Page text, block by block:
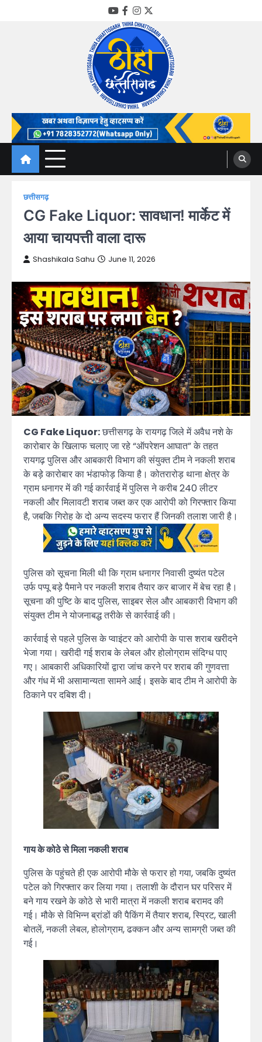
YouTube
Facebook
Instagram
Twitter
Thiha Chhattisgarh
गोठ जन-जन के
छत्तीसगढ़
CG Fake Liquor: सावधान! मार्केट में
आया चायपत्ती वाला दारू
Shashikala Sahu June 11, 2026
CG Fake Liquor:छत्तीसगढ़ के रायगढ़ जिले में अवैध नशे के
कारोबार के खिलाफ चलाए जा रहे “ऑपरेशन आघात” के तहत
रायगढ़ पुलिस और आबकारी विभाग की संयुक्त टीम ने नकली शराब
के बड़े कारोबार का भंडाफोड़ किया है। कोतरारोड़ थाना क्षेत्र के
ग्राम धनागर में की गई कार्रवाई में पुलिस ने करीब 240 लीटर
नकली और मिलावटी शराब जब्त कर एक आरोपी को गिरफ्तार किया
है, जबकि गिरोह के दो अन्य सदस्य फरार हैं जिनकी तलाश जारी है।
पुलिस को सूचना मिली थी कि ग्राम धनागर निवासी दुष्यंत पटेल
उर्फ पप्पू बड़े पैमाने पर नकली शराब तैयार कर बाजार में बेच रहा है।
सूचना की पुष्टि के बाद पुलिस, साइबर सेल और आबकारी विभाग की
संयुक्त टीम ने योजनाबद्ध तरीके से कार्रवाई की।
कार्रवाई से पहले पुलिस के प्वाइंटर को आरोपी के पास शराब खरीदने
भेजा गया। खरीदी गई शराब के लेबल और होलोग्राम संदिग्ध पाए
गए। आबकारी अधिकारियों द्वारा जांच करने पर शराब की गुणवत्ता
और गंध में भी असामान्यता सामने आई। इसके बाद टीम ने आरोपी के
ठिकाने पर दबिश दी।
गाय के कोठे से मिला नकली शराब
पुलिस के पहुंचते ही एक आरोपी मौके से फरार हो गया, जबकि दुष्यंत
पटेल को गिरफ्तार कर लिया गया। तलाशी के दौरान घर परिसर में
बने गाय रखने के कोठे से भारी मात्रा में नकली शराब बरामद की
गई। मौके से विभिन्न ब्रांडों की पैकिंग में तैयार शराब, स्प्रिट, खाली
बोतलें, नकली लेबल, होलोग्राम, ढक्कन और अन्य सामग्री जब्त की
गई।